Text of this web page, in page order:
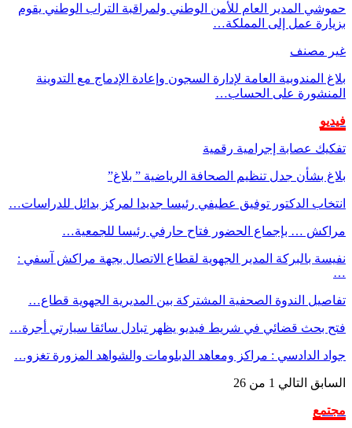
المدير العام للأمن الوطني ولمراقبة التراب الوطني يقوم
عمل إلى المملكة…
العامة لإدارة السجون وإعادة الإدماج مع التدوينة
على الحساب…
عصابة إجرامية رقمية
جدل تنظيم الصحافة الرياضية ” بلاغ”
الدكتور توفيق عطيفي رئيسا جديدا لمركز بدائل للدراسات…
… بإجماع الحضور فتاح حارفي رئيسا للجمعية…
بالبركة المدير الجهوية لقطاع الاتصال بجهة مراكش آسفي :
الندوة الصحفية المشتركة بين المديرية الجهوية قطاع…
قضائي في شريط فيديو يظهر تبادل سائقا سيارتي أجرة…
: مراكز ومعاهد الدبلومات والشواهد المزورة تغزو…
التالي 1 من 26